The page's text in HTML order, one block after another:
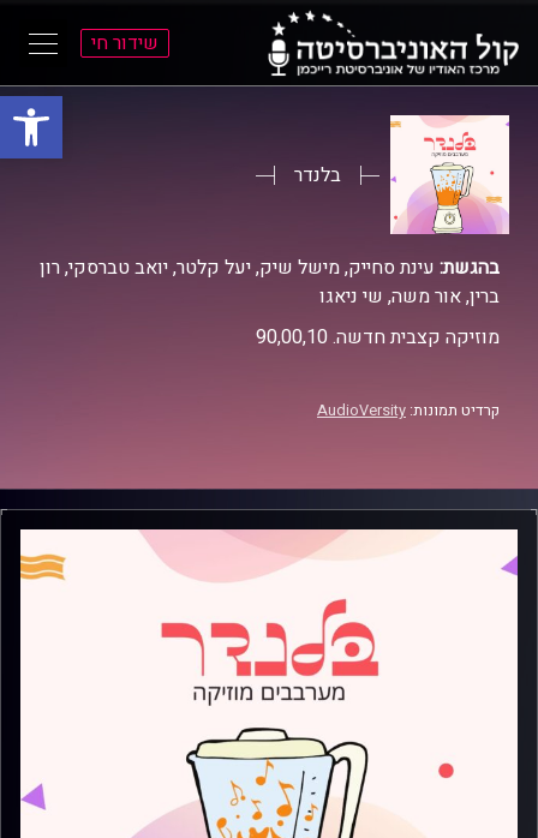
פתח
התפריט
התוכן
שידור חי
בלנדר
בהגשת: עינת סחייק, מישל שיק, יעל קלטר, יואב טברסקי, רון
ברין, אור משה, שי ניאגו
מוזיקה קצבית חדשה. 90,00,10
קרדיט תמונות: AudioVersity